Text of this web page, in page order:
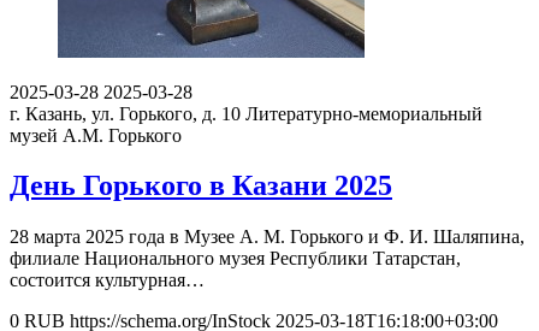
2025-03-28 2025-03-28
г. Казань, ул. Горького, д. 10 Литературно-мемориальный
музей А.М. Горького
День Горького в Казани 2025
28 марта 2025 года в Музее А. М. Горького и Ф. И. Шаляпина,
филиале Национального музея Республики Татарстан,
состоится культурная…
0 RUB https://schema.org/InStock 2025-03-18T16:18:00+03:00